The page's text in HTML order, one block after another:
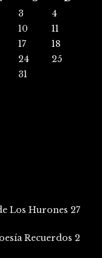
3
4
10
11
17
18
24
25
31
Los Hurones 27
Recuerdos 2